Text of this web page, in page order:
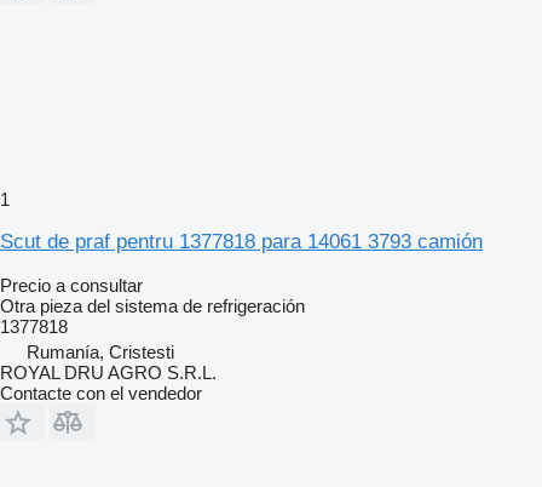
1
Scut de praf pentru 1377818 para 14061 3793 camión
Precio a consultar
Otra pieza del sistema de refrigeración
1377818
Rumanía, Cristesti
ROYAL DRU AGRO S.R.L.
Contacte con el vendedor